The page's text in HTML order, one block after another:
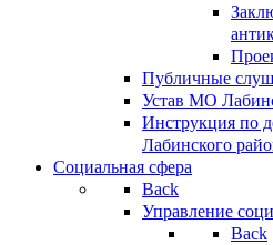
Публичные
Устав МО
Инструкция по
Лабинского
Социальная сфера
Back
Управление
Back